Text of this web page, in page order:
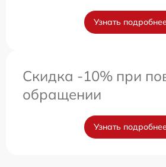
Узнать подробнее
Скидка -10% при
обращении
Узнать подробнее